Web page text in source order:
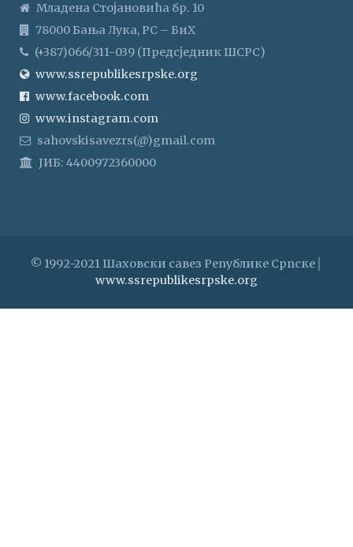
Младена Стојановића бр. 10
78000 Бања Лука, РС – БиХ
(+387)066/311-039 (Предсједник ШСРС)
www.ssrepublikesrpske.org
www.facebook.com
www.instagram.com
sahovskisavezrs(@)gmail.com
ЈИБ: 4400972360000
© 1992-2021 Шаховски савез Републике Српске│
www.ssrepublikesrpske.org